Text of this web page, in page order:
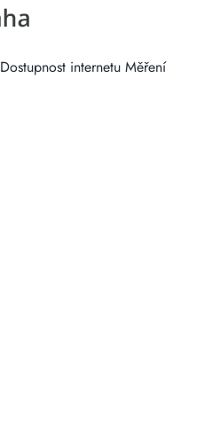
Dostupnost internetu Měření